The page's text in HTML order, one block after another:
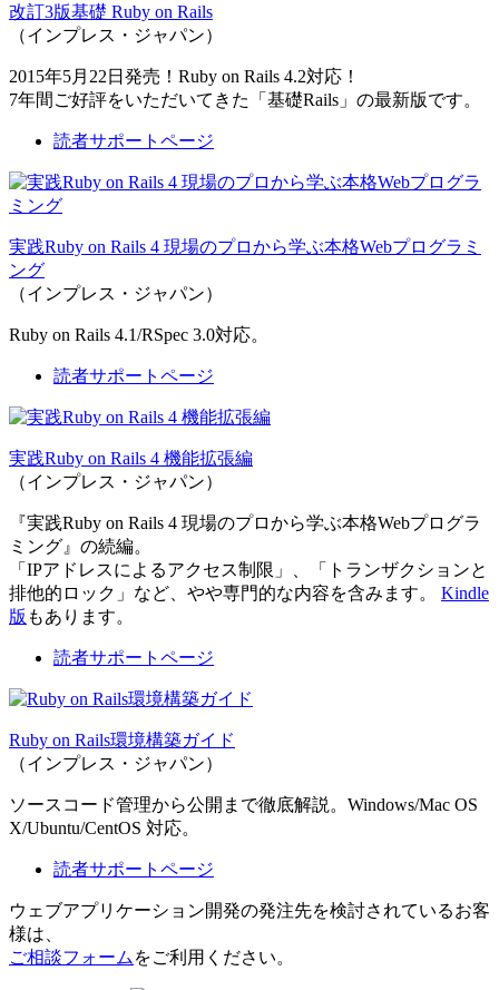
改訂3版基礎 Ruby on Rails
（インプレス・ジャパン）
2015年5月22日発売！Ruby on Rails 4.2対応！
7年間ご好評をいただいてきた「基礎Rails」の最新版です。
読者サポートページ
実践Ruby on Rails 4 現場のプロから学ぶ本格Webプログラミ
ング
（インプレス・ジャパン）
Ruby on Rails 4.1/RSpec 3.0対応。
読者サポートページ
実践Ruby on Rails 4 機能拡張編
（インプレス・ジャパン）
『実践Ruby on Rails 4 現場のプロから学ぶ本格Webプログラ
ミング』の続編。
「IPアドレスによるアクセス制限」、「トランザクションと
排他的ロック」など、やや専門的な内容を含みます。 Kindle
版 もあります。
読者サポートページ
Ruby on Rails環境構築ガイド
（インプレス・ジャパン）
ソースコード管理から公開まで徹底解説。Windows/Mac OS
X/Ubuntu/CentOS 対応。
読者サポートページ
ウェブアプリケーション開発の発注先を検討されているお客
様は、
ご相談フォーム をご利用ください。